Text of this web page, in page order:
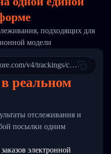
[
"2017-03-08 04: 22: 00",
"Departed
"Departed Facility
"2017-03-06 15:28:00",
"Shipment
"BEIJING-
подходящих для
модели
v4/trackings/create
реальном
отслеживания и
посылки одним
электронной